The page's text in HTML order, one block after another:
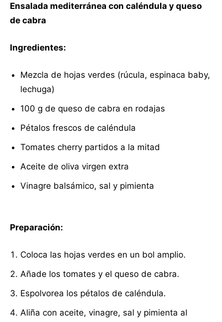
Ensalada mediterránea con caléndula y queso
de cabra
Ingredientes:
Mezcla de hojas verdes (rúcula, espinaca baby,
lechuga)
100 g de queso de cabra en rodajas
Pétalos frescos de caléndula
Tomates cherry partidos a la mitad
Aceite de oliva virgen extra
Vinagre balsámico, sal y pimienta
Preparación:
Coloca las hojas verdes en un bol amplio.
Añade los tomates y el queso de cabra.
Espolvorea los pétalos de caléndula.
Aliña con aceite, vinagre, sal y pimienta al